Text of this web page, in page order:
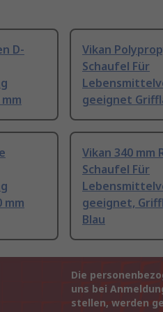
D-
Vikan
Schaufel Für
geeignet
mm
Vikan 340 mm
Schaufel Für
geeignet,
Blau
Die
uns bei
stellen, werden